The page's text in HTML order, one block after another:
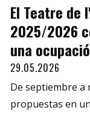
El Teatre de
2025/2026
una
29.05.2026
De septiembre a
propuestas en